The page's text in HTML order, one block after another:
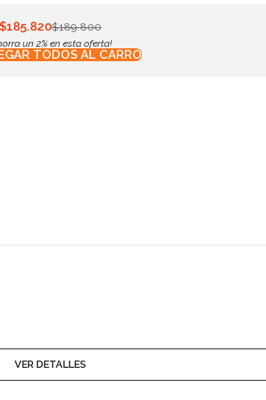
$185.820$189.800
un 2% en esta oferta!
TODOS AL CARRO
VER DETALLES